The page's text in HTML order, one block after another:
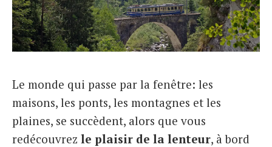
Spanish
French
Le monde qui passe par la fenêtre: les
maisons, les ponts, les montagnes et les
plaines, se succèdent, alors que vous
redécouvrez le plaisir de la lenteur, à bord